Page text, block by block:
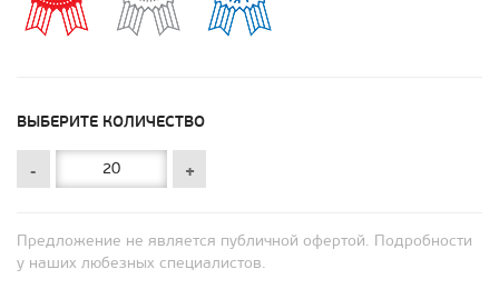
ВЫБЕРИТЕ КОЛИЧЕСТВО
- +
Предложение не является публичной офертой. Подробности
у наших любезных специалистов.